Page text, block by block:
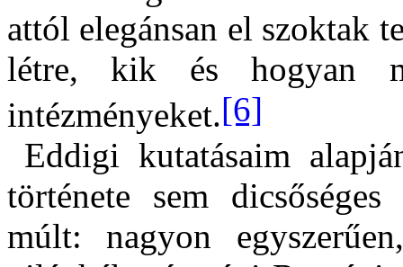
attól elegánsan el szoktak
létre, kik és hogyan
intézményeket.[6]
Eddigi kutatásaim
története sem
múlt: nagyon